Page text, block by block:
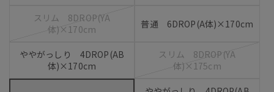
スリム 8DROP(YA
体)×170cm
普通 6DROP(A体)×170cm
ややがっしり 4DROP(AB
体)×170cm
スリム 8DROP(YA
体)×175cm